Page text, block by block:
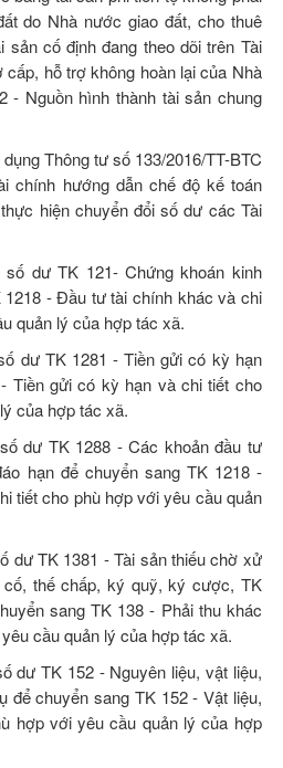
do Nhà nước giao đất, cho thuê
cố định đang theo dõi trên Tài
hỗ trợ không hoàn lại của Nhà
- Nguồn hình thành tài sản chung
Thông tư số 133/2016/TT-BTC
chính hướng dẫn chế độ kế toán
hiện chuyển đổi số dư các Tài
dư TK 121- Chứng khoán kinh
- Đầu tư tài chính khác và chi
quản lý của hợp tác xã.
dư TK 1281 - Tiền gửi có kỳ hạn
Tiền gửi có kỳ hạn và chi tiết cho
của hợp tác xã.
dư TK 1288 - Các khoản đầu tư
hạn để chuyển sang TK 1218 -
tiết cho phù hợp với yêu cầu quản
dư TK 1381 - Tài sản thiếu chờ xử
thế chấp, ký quỹ, ký cược, TK
sang TK 138 - Phải thu khác
cầu quản lý của hợp tác xã.
dư TK 152 - Nguyên liệu, vật liệu,
để chuyển sang TK 152 - Vật liệu,
hợp với yêu cầu quản lý của hợp